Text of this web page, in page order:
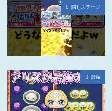
隠しステージ
最強